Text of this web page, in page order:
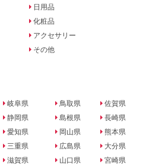
日用品
化粧品
アクセサリー
その他
岐阜県
静岡県
愛知県
三重県
滋賀県
鳥取県
島根県
岡山県
広島県
山口県
佐賀県
長崎県
熊本県
大分県
宮崎県